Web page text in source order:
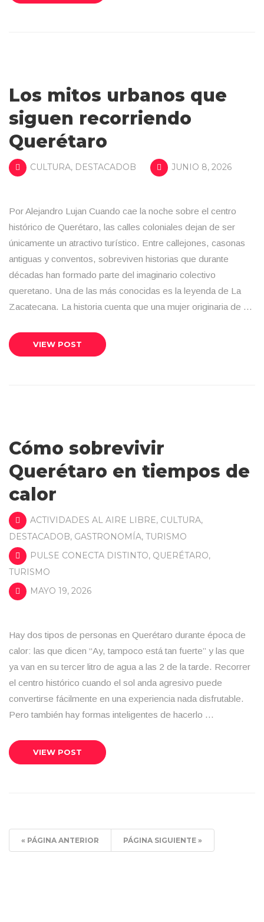
Los mitos urbanos que
siguen recorriendo
Querétaro
CULTURA, DESTACADOB JUNIO 8, 2026
Por Alejandro Lujan Cuando cae la noche sobre el centro
histórico de Querétaro, las calles coloniales dejan de ser
únicamente un atractivo turístico. Entre callejones, casonas
antiguas y conventos, sobreviven historias que durante
décadas han formado parte del imaginario colectivo
queretano. Una de las más conocidas es la leyenda de La
Zacatecana. La historia cuenta que una mujer originaria de …
VIEW POST
Cómo sobrevivir
Querétaro en tiempos de
calor
ACTIVIDADES AL AIRE LIBRE, CULTURA,
DESTACADOB, GASTRONOMÍA, TURISMO
PULSE CONECTA DISTINTO, QUERÉTARO,
TURISMO
MAYO 19, 2026
Hay dos tipos de personas en Querétaro durante época de
calor: las que dicen “Ay, tampoco está tan fuerte” y las que
ya van en su tercer litro de agua a las 2 de la tarde. Recorrer
el centro histórico cuando el sol anda agresivo puede
convertirse fácilmente en una experiencia nada disfrutable.
Pero también hay formas inteligentes de hacerlo …
VIEW POST
« PÁGINA ANTERIOR PÁGINA SIGUIENTE »